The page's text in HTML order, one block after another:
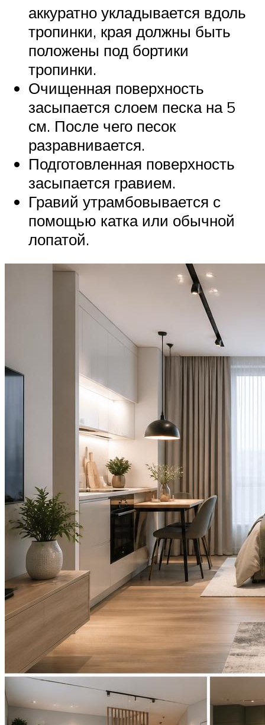
аккуратно укладывается вдоль
тропинки, края должны быть
положены под бортики
тропинки.
Очищенная поверхность
засыпается слоем песка на 5
см. После чего песок
разравнивается.
Подготовленная поверхность
засыпается гравием.
Гравий утрамбовывается с
помощью катка или обычной
лопатой.